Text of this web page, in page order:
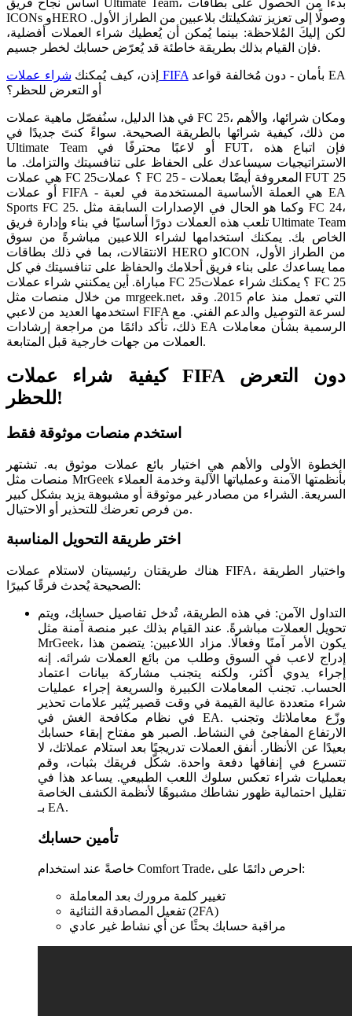
أساس نجاح فريق Ultimate Team، بدءًا من الحصول على بطاقات
ICONs وHERO وصولًا إلى تعزيز تشكيلتك بلاعبين من الطراز الأول.
لكن إليكَ المُلاحظة: بينما يُمكن أن يُعطيك شراء العملات أفضلية،
فإن القيام بذلك بطريقة خاطئة قد يُعرّض حسابك لخطر جسيم.
إذن، كيف يُمكنك شراء عملات FIFA
أو التعرض للحظر؟
في هذا الدليل، سنُفصّل ماهية عملات FC 25، ومكان شرائها، والأهم
من ذلك، كيفية شرائها بالطريقة الصحيحة. سواءً كنتَ جديدًا في
Ultimate Team أو لاعبًا محترفًا في FUT، فإن اتباع هذه
الاستراتيجيات سيساعدك على الحفاظ على تنافسيتك والتزامك. ما
هي عملات FC 25؟ عملات FC 25 - المعروفة أيضًا بعملات FUT 25
أو عملات FIFA - هي العملة الأساسية المستخدمة في لعبة EA
Sports FC 25. وكما هو الحال في الإصدارات السابقة مثل FC 24،
تلعب هذه العملات دورًا أساسيًا في بناء وإدارة فريق Ultimate Team
الخاص بك. يمكنك استخدامها لشراء اللاعبين مباشرةً من سوق
الانتقالات، بما في ذلك بطاقات HERO وICON من الطراز الأول،
مما يساعدك على بناء فريق أحلامك والحفاظ على تنافسيتك في كل
مباراة. أين يمكنني شراء عملات FC 25؟ يمكنك شراء عملات FC 25
من خلال منصات مثل mrgeek.net، التي تعمل منذ عام 2015. وقد
استخدمها العديد من لاعبي FIFA لسرعة التوصيل والدعم الفني. مع
ذلك، تأكد دائمًا من مراجعة إرشادات EA الرسمية بشأن معاملات
العملات من جهات خارجية قبل المتابعة.
كيفية شراء عملات FIFA دون التعرض
للحظر!
استخدم منصات موثوقة فقط
الخطوة الأولى والأهم هي اختيار بائع عملات موثوق به. تشتهر
منصات مثل MrGeek بأنظمتها الآمنة وعملياتها الآلية وخدمة العملاء
السريعة. الشراء من مصادر غير موثوقة أو مشبوهة يزيد بشكل كبير
من فرص تعرضك للتحذير أو الاحتيال.
اختر طريقة التحويل المناسبة
هناك طريقتان رئيسيتان لاستلام عملات FIFA، واختيار الطريقة
الصحيحة يُحدث فرقًا كبيرًا:
التداول الآمن: في هذه الطريقة، تُدخل تفاصيل حسابك، ويتم
تحويل العملات مباشرةً. عند القيام بذلك عبر منصة آمنة مثل
MrGeek، يكون الأمر آمنًا وفعالًا. مزاد اللاعبين: يتضمن هذا
إدراج لاعب في السوق وطلب من بائع العملات شرائه. إنه
إجراء يدوي أكثر، ولكنه يتجنب مشاركة بيانات اعتماد
الحساب. تجنب المعاملات الكبيرة والسريعة إجراء عمليات
شراء متعددة عالية القيمة في وقت قصير يُثير علامات تحذير
في نظام مكافحة الغش في EA. وزّع معاملاتك وتجنب
الارتفاع المفاجئ في النشاط. الصبر هو مفتاح إبقاء حسابك
بعيدًا عن الأنظار. أنفق العملات تدريجيًا بعد استلام عملاتك، لا
تتسرع في إنفاقها دفعة واحدة. شكّل فريقك بثبات، وقم
بعمليات شراء تعكس سلوك اللعب الطبيعي. يساعد هذا في
تقليل احتمالية ظهور نشاطك مشبوهًا لأنظمة الكشف الخاصة
بـ EA.
تأمين حسابك
خاصةً عند استخدام Comfort Trade، احرص دائمًا على:
تغيير كلمة مرورك بعد المعاملة
تفعيل المصادقة الثنائية (2FA)
مراقبة حسابك بحثًا عن أي نشاط غير عادي